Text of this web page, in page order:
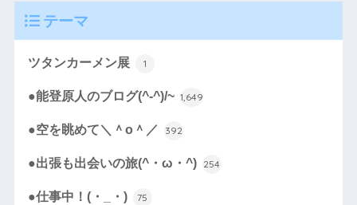
テーマ
ツタンカーメン展 1
●能登原人のブログ(^-^)/~ 1,649
●空を眺めて＼＾o＾／ 392
●出張も出会いの旅(^・ω・^) 254
●仕事中！(・_・) 75